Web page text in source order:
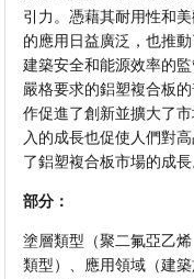
引力。憑藉其耐用性和
的應用日益廣泛，也推
建築安全和能源效率的
嚴格要求的鋁塑複合板
作促進了創新並擴大了
入的成長也促使人們對
了鋁塑複合板市場的成長
部分：
塗層類型（聚二氟亞乙
類型）、應用領域（建